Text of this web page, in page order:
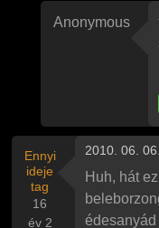
Anonymous
Ennyi
ideje
tag
16
év 2
2010. 06.
Huh, hát